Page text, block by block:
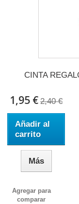
CINTA
1,95 € 2,40 €
Añadir al
carrito
Más
Agregar para
comparar